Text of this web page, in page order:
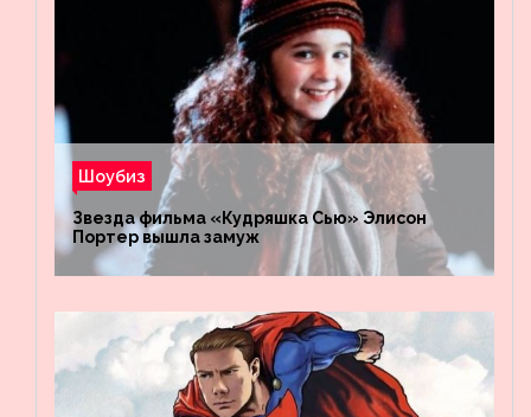
Шоубиз
Звезда фильма «Кудряшка Сью» Элисон
Портер вышла замуж